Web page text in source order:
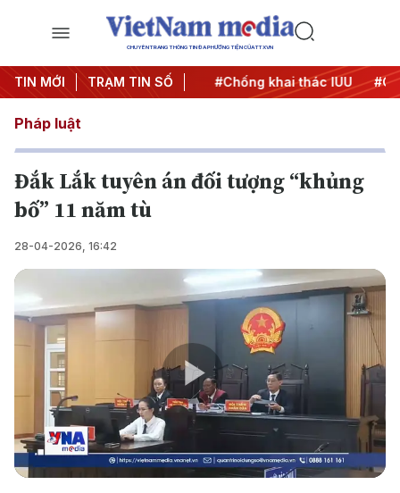
CHUYÊN TRANG THÔNG TIN ĐA PHƯƠNG TIỆN CỦA TTXVN
TIN MỚI TRẠM TIN SỐ
#Chiến dịch 500 ngày đêm #Chống khai thác IUU
Pháp luật
Đắk Lắk tuyên án đối tượng “khủng
bố” 11 năm tù
28-04-2026, 16:42
Play
Video